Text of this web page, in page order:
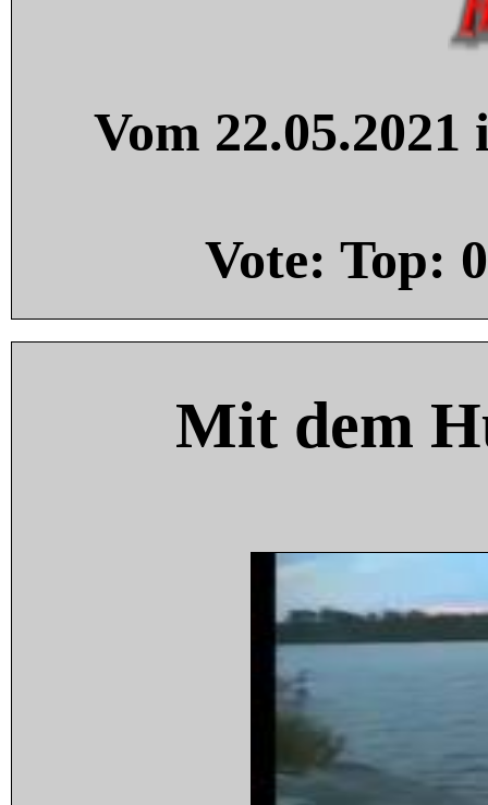
Vom
Vote: Top: 0
Mit dem